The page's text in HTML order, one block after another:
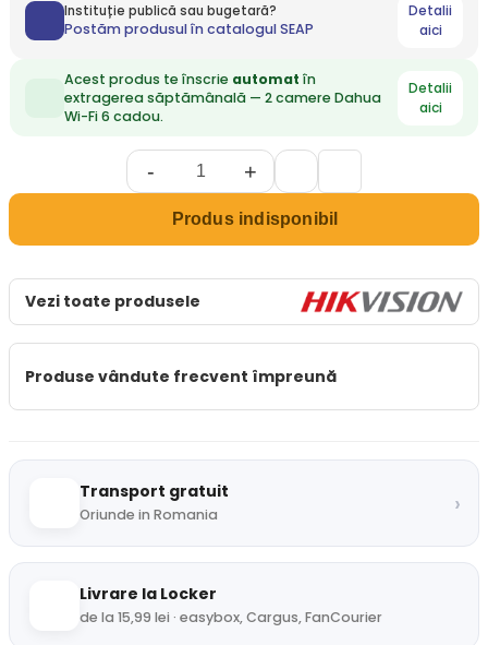
Instituție publică sau bugetară?
Postăm produsul în catalogul SEAP
Detalii
aici
Acest produs te înscrie automat în
extragerea săptămânală — 2 camere Dahua
Wi-Fi 6 cadou.
Detalii
aici
- +
Produs indisponibil
Vezi toate produsele
Produse vândute frecvent împreună
Transport gratuit
Oriunde in Romania ›
Livrare la Locker
de la 15,99 lei · easybox, Cargus, FanCourier